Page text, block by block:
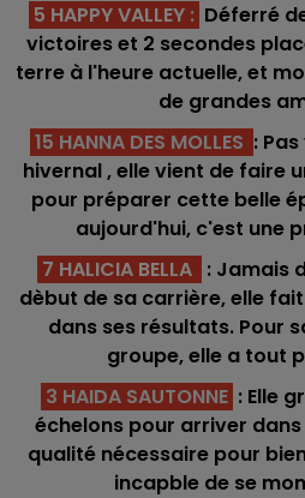
5 HAPPY VALLEY : Déferré
victoires et 2 secondes
terre à l'heure actuelle, et
de grandes
15 HANNA DES MOLLES :
hivernal , elle vient de faire
pour préparer cette belle
aujourd'hui, c'est une
7 HALICIA BELLA : Jamais
dèbut de sa carrière, elle
dans ses résultats. Pour
groupe, elle a tout
3 HAIDA SAUTONNE : Elle
échelons pour arriver dans
qualité nécessaire pour
incapble de se